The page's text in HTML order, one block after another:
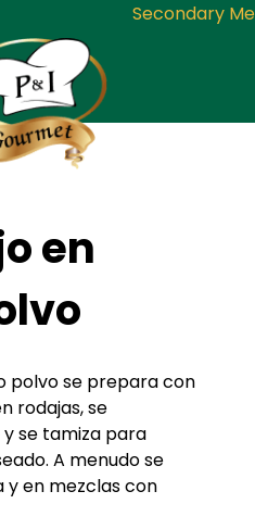
Secondary
especias,
en
polvo se prepara con
rodajas, se
se tamiza para
A menudo se
en mezclas con